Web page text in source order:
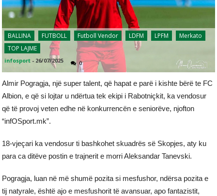
BALLINA FUTBOLL Futboll Vendor LDFM LPFM
Merkato
TOP LAJME
infosport - 26/07/2025 0
Almir Pogragja, një super talent, që hapat e parë i kishte bërë te FC
Albion, e që si lojtar u ndërtua tek ekipi i Rabotniçkit, ka vendosur
që të provoj veten edhe në konkurrencën e seniorëve, njofton
“infOSport.mk”.
18-vjeçari ka vendosur ti bashkohet skuadrës së Skopjes, aty ku
para ca ditëve postin e trajnerit e morri Aleksandar Tanevski.
Pogragja, luan në më shumë pozita si mesfushor, ndërsa pozita e
tij natyrale, është ajo e mesfushorit të avansuar, apo fantazistit,